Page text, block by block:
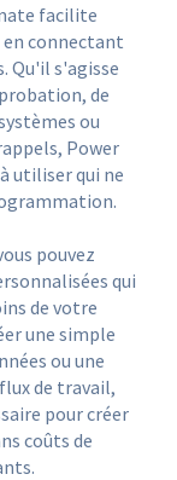
facilite
connectant
Qu'il s'agisse
de
ou
Power
utiliser qui ne
pouvez
qui
de votre
une simple
ou une
de travail,
pour créer
coûts de